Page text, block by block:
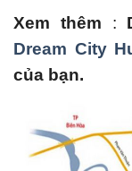
Xem thêm :
Dream City
của bạn.